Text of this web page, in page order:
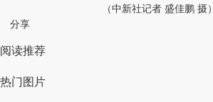
（中新社记者 盛佳鹏 摄）
分享
阅读推荐
热门图片